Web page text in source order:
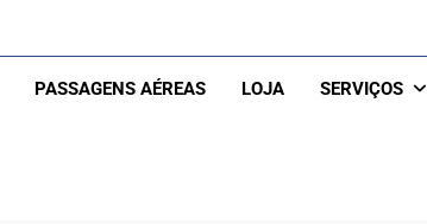
PASSAGENS AÉREAS LOJA SERVIÇOS